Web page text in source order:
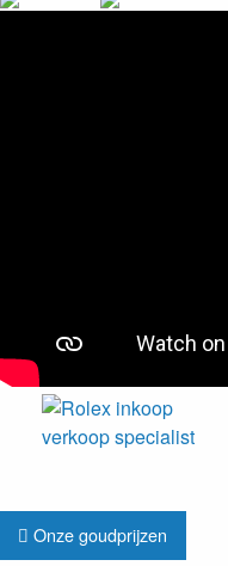
Onze goudprijzen